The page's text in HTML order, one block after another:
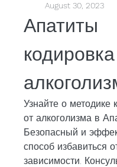
August 30, 2023
Апатиты
Узнайте о методике
от алкоголизма в
Безопасный и
способ избавиться
зависимости.